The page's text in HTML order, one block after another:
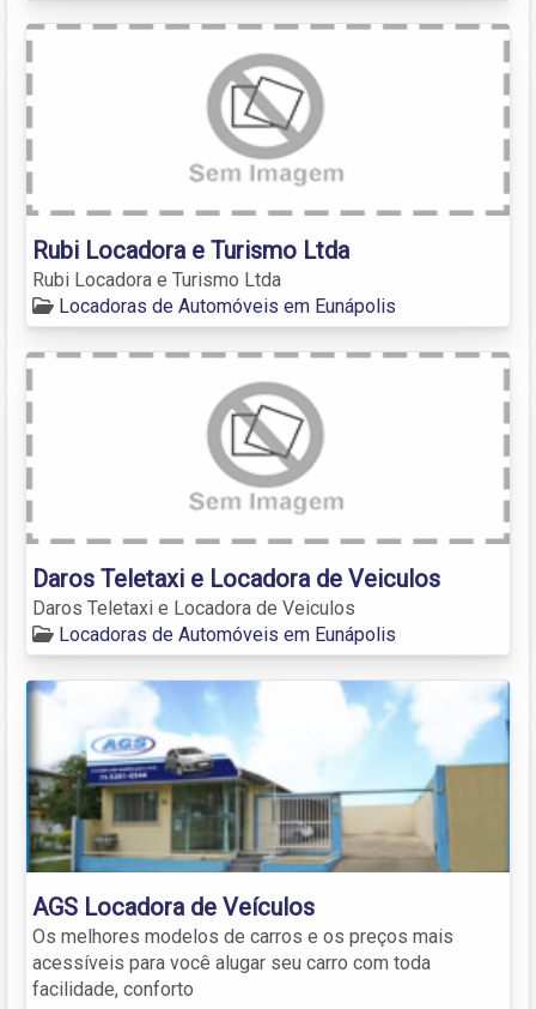
Rubi Locadora e Turismo Ltda
Rubi Locadora e Turismo Ltda
Locadoras de Automóveis em Eunápolis
Daros Teletaxi e Locadora de Veiculos
Daros Teletaxi e Locadora de Veiculos
Locadoras de Automóveis em Eunápolis
AGS Locadora de Veículos
Os melhores modelos de carros e os preços mais
acessíveis para você alugar seu carro com toda
facilidade, conforto